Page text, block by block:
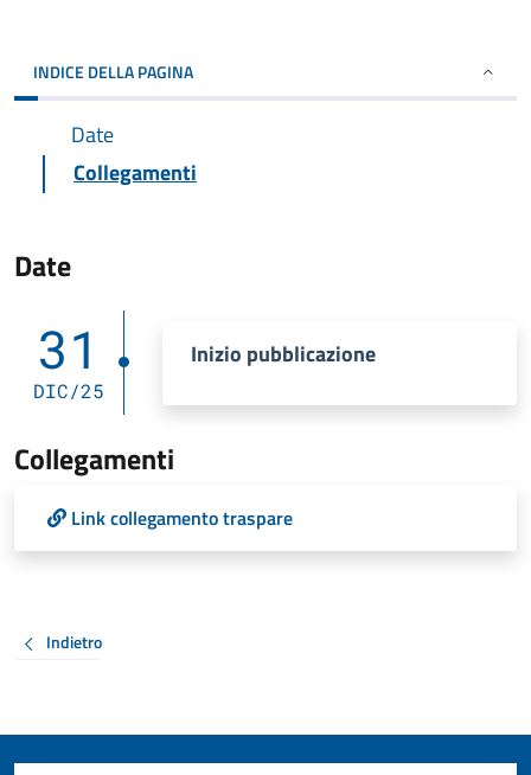
INDICE DELLA PAGINA
Date
Collegamenti
Date
31
DIC/25
Inizio pubblicazione
Collegamenti
Link collegamento traspare
Indietro